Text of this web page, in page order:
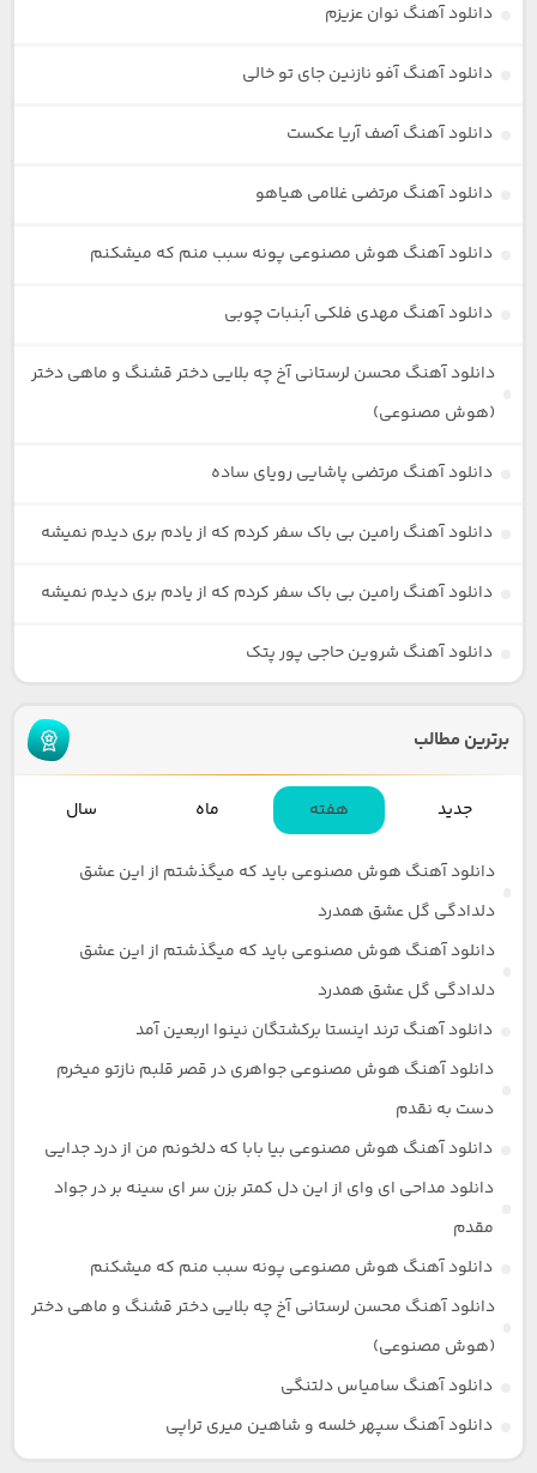
دانلود آهنگ نوان عزیزم
دانلود آهنگ آفو نازنین جای تو خالی
دانلود آهنگ آصف آریا عکست
دانلود آهنگ مرتضی غلامی هیاهو
دانلود آهنگ هوش مصنوعی پونه سبب منم که میشکنم
دانلود آهنگ مهدی فلکی آبنبات چوبی
دانلود آهنگ محسن لرستانی آخ چه بلایی دختر قشنگ و ماهی دختر
(هوش مصنوعی)
دانلود آهنگ مرتضی پاشایی رویای ساده
دانلود آهنگ رامین بی باک سفر کردم که از یادم بری دیدم نمیشه
دانلود آهنگ رامین بی باک سفر کردم که از یادم بری دیدم نمیشه
دانلود آهنگ شروین حاجی پور پتک
برترین مطالب
جدید هفته ماه سال
دانلود آهنگ هوش مصنوعی باید که میگذشتم از این عشق
دلدادگی گل عشق همدرد
دانلود آهنگ هوش مصنوعی باید که میگذشتم از این عشق
دلدادگی گل عشق همدرد
دانلود آهنگ ترند اینستا برکشتگان نینوا اربعین آمد
دانلود آهنگ هوش مصنوعی جواهری در قصر قلبم نازتو میخرم
دست به نقدم
دانلود آهنگ هوش مصنوعی بیا بابا که دلخونم من از درد جدایی
دانلود مداحی ای وای از این دل کمتر بزن سر ای سینه بر در جواد
مقدم
دانلود آهنگ هوش مصنوعی پونه سبب منم که میشکنم
دانلود آهنگ محسن لرستانی آخ چه بلایی دختر قشنگ و ماهی دختر
(هوش مصنوعی)
دانلود آهنگ سامیاس دلتنگی
دانلود آهنگ سپهر خلسه و شاهین میری تراپی